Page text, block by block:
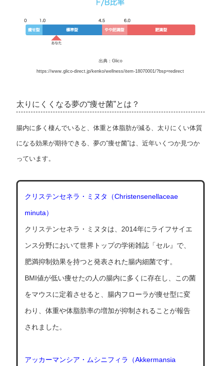
出典：Glico
https://www.glico-direct.jp/kenko/wellness/item-18070001/?bsp=redirect
太りにくくなる夢の“痩せ菌”とは？
腸内に多く棲んでいると、体重と体脂肪が減る、太りにくい体質
になる効果が期待できる、夢の“痩せ菌”は、近年いくつか見つか
っています。
クリステンセネラ・ミヌタ（Christensenellaceae
minuta）
クリステンセネラ・ミヌタは、2014年にライフサイエ
ンス分野において世界トップの学術雑誌「セル』で、
肥満抑制効果を持つと発表された腸内細菌です。
BMI値が低い痩せたの人の腸内に多くに存在し、この菌
をマウスに定着させると、腸内フローラが痩せ型に変
わり、体重や体脂肪率の増加が抑制されることが報告
されました。
アッカーマンシア・ムシニフィラ（Akkermansia